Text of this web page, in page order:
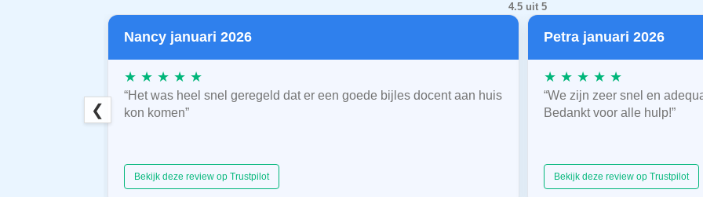
4.5 uit 5
Nancy januari 2026
★ ★ ★ ★ ★
“Het was heel snel geregeld dat er een goede bijles docent aan huis
kon komen”
Bekijk deze review op Trustpilot
Petra januari 2026
★ ★ ★ ★ ★
“We zijn zeer snel en
Bedankt voor alle hulp!”
Bekijk deze review op Trustpilot
❮